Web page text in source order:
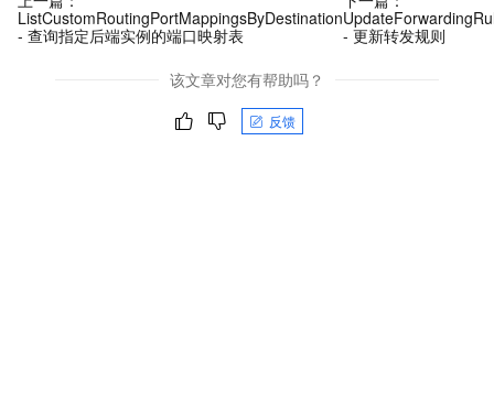
ListCustomRoutingPortMappingsByDestination
- 查询指定后端实例的端口映射表
- 更新转发规则
该文章对您有帮助吗？
反馈